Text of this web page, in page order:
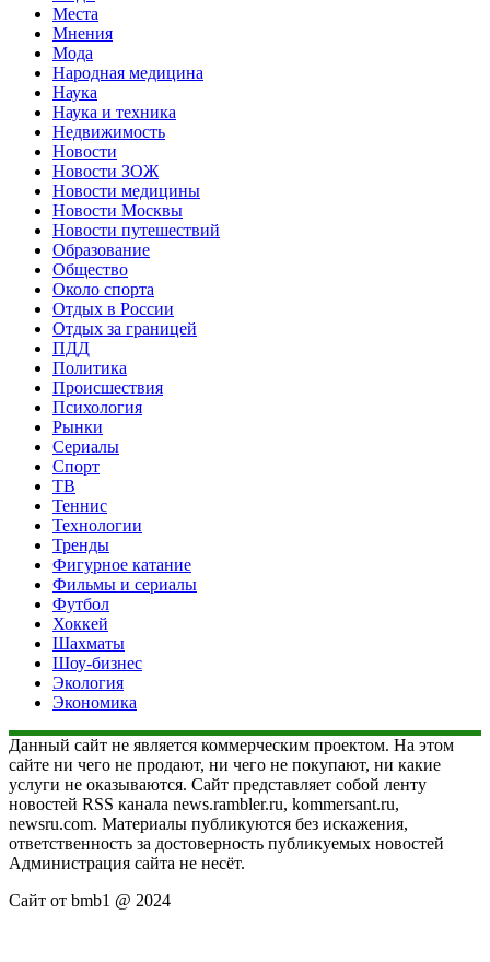
Места
Мнения
Мода
Народная медицина
Наука
Наука и техника
Недвижимость
Новости
Новости ЗОЖ
Новости медицины
Новости Москвы
Новости путешествий
Образование
Общество
Около спорта
Отдых в России
Отдых за границей
ПДД
Политика
Происшествия
Психология
Рынки
Сериалы
Спорт
ТВ
Теннис
Технологии
Тренды
Фигурное катание
Фильмы и сериалы
Футбол
Хоккей
Шахматы
Шоу-бизнес
Экология
Экономика
Данный сайт не является коммерческим проектом. На этом
сайте ни чего не продают, ни чего не покупают, ни какие
услуги не оказываются. Сайт представляет собой ленту
новостей RSS канала news.rambler.ru, kommersant.ru,
newsru.com. Материалы публикуются без искажения,
ответственность за достоверность публикуемых новостей
Администрация сайта не несёт.
Сайт от bmb1 @ 2024